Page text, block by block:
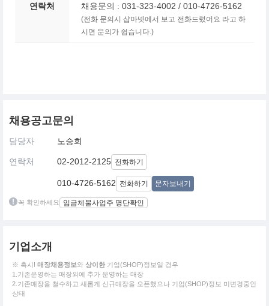
연락처 채용문의 : 031-323-4002 / 010-4726-5162
(전화 문의시 샵마넷에서 보고 전화드렸어요 라고 하
시면 문의가 쉽습니다.)
채용공고문의
담당자 노승희
연락처 02-2012-2125 전화하기
010-4726-5162 전화하기 문자보내기
꼭 확인하세요 임금체불사업주 명단확인
기업소개
※ 혹시! 매장채용정보와 상이한 기업(SHOP)정보일 경우
1.기존운영하는 매장외에 추가 운영하는 매장
2.기존매장을 철수하고 새롭게 신규매장을 오픈했으나 기업(SHOP)정보 미변경중인
상태